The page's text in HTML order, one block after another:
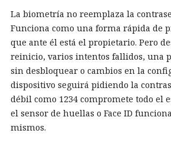
La biometría no reemplaza la
Funciona como una forma rápida de
que ante él está el propietario. Pero
reinicio, varios intentos fallidos, una
sin desbloquear o cambios en la
dispositivo seguirá pidiendo la
débil como 1234 compromete todo el
el sensor de huellas o Face ID
mismos.